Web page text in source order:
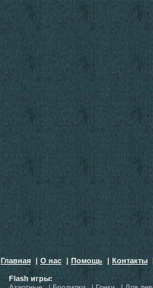
Главная | О нас | Помощь | Контакты
Flash игры: